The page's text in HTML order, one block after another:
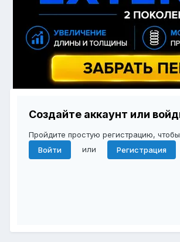
Создайте аккаунт или
Пройдите простую регистрацию,
Войти
или Регистрация